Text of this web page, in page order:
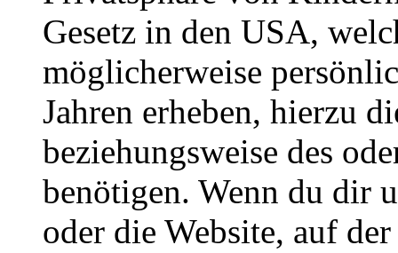
Gesetz in den USA,
möglicherweise
Jahren erheben, hierzu
beziehungsweise des
benötigen. Wenn du dir
oder die Website, auf